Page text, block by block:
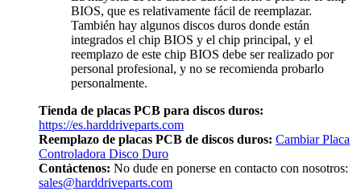
BIOS, que es relativamente fácil de reemplazar.
También hay algunos discos duros donde están
integrados el chip BIOS y el chip principal, y el
reemplazo de este chip BIOS debe ser realizado por
personal profesional, y no se recomienda probarlo
personalmente.
Tienda de placas PCB para discos duros:
https://es.harddriveparts.com
Reemplazo de placas PCB de discos duros: Cambiar Placa
Controladora Disco Duro
Contáctenos: No dude en ponerse en contacto con nosotros:
sales@harddriveparts.com